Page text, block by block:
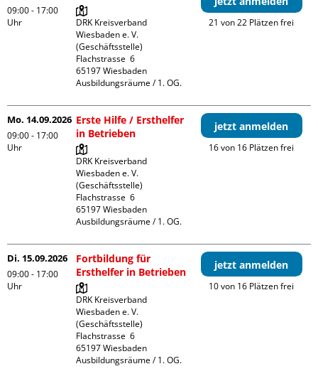
09:00 - 17:00
Uhr
DRK Kreisverband
Wiesbaden e. V.
(Geschäftsstelle)
Flachstrasse  6
65197 Wiesbaden
Ausbildungsräume / 1. OG.
21 von 22 Plätzen frei
Mo. 14.09.2026
09:00 - 17:00
Uhr
Erste Hilfe / Ersthelfer
in Betrieben
DRK Kreisverband
Wiesbaden e. V.
(Geschäftsstelle)
Flachstrasse  6
65197 Wiesbaden
Ausbildungsräume / 1. OG.
jetzt anmelden
16 von 16 Plätzen frei
Di. 15.09.2026
09:00 - 17:00
Uhr
Fortbildung für
Ersthelfer in Betrieben
DRK Kreisverband
Wiesbaden e. V.
(Geschäftsstelle)
Flachstrasse  6
65197 Wiesbaden
Ausbildungsräume / 1. OG.
jetzt anmelden
10 von 16 Plätzen frei